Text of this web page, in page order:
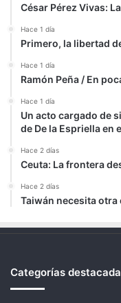
César Pérez Vivas:
Hace 1 día
Primero, la libertad
Hace 1 día
Ramón Peña / En
Hace 1 día
Un acto cargado de
de De la Espriella en
Hace 2 días
Ceuta: La frontera
Hace 2 días
Taiwán necesita
Categorías